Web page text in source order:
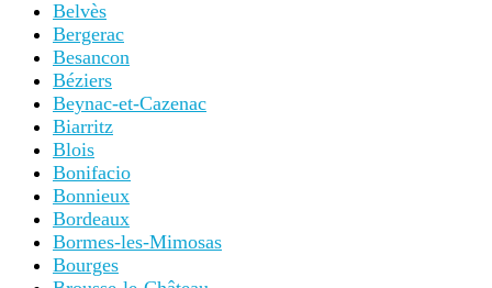
Belvès
Bergerac
Besancon
Béziers
Beynac-et-Cazenac
Biarritz
Blois
Bonifacio
Bonnieux
Bordeaux
Bormes-les-Mimosas
Bourges